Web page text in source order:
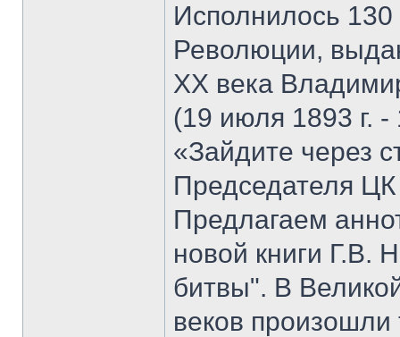
Исполнилось
Революции,
XX века
(19 июля 1893 г.
«Зайдите через
Председателя
Предлагаем
новой книги Г.В.
битвы". В
веков